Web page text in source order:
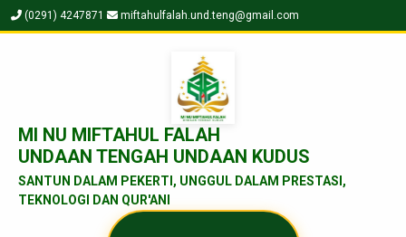
(0291) 4247871 miftahulfalah.und.teng@gmail.com
MI NU MIFTAHUL FALAH
UNDAAN TENGAH UNDAAN KUDUS
SANTUN DALAM PEKERTI, UNGGUL DALAM PRESTASI,
TEKNOLOGI DAN QUR'ANI